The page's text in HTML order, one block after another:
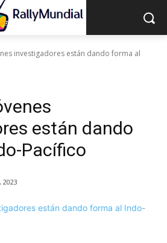
investigadores están dando forma al
están dando
Pacífico
2023